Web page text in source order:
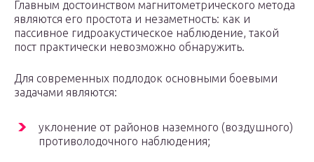
Главным достоинством магнитометрического метода
являются его простота и незаметность: как и
пассивное гидроакустическое наблюдение, такой
пост практически невозможно обнаружить.
Для современных подлодок основными боевыми
задачами являются:
уклонение от районов наземного (воздушного)
противолодочного наблюдения;